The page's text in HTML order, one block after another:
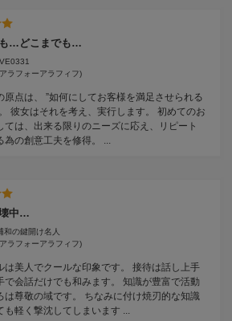
…どこまでも…
ラフォーアラフィフ)
原点は、 ”如何にしてお客様を満足させられる
彼女はそれを考え、実行します。 初めてのお
ては、出来る限りのニーズに応え、リピート
為の創意工夫を修得。 ...
中…
和の鍵開け名人
ラフォーアラフィフ)
は美人でクールな印象です。 接待は話し上手
で会話だけでも和みます。 知識が豊富で活動
は尊敬の域です。 ちなみに付け焼刃的な知識
も軽く撃沈してしまいます ...